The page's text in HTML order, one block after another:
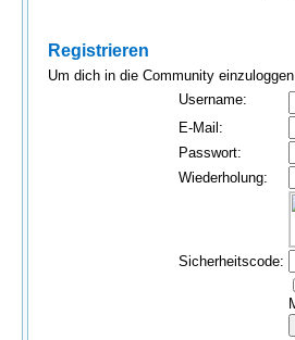
Registrieren
Um dich in die Community
Username:
E-Mail:
Passwort:
Wiederholung:
Sicherheitscode: